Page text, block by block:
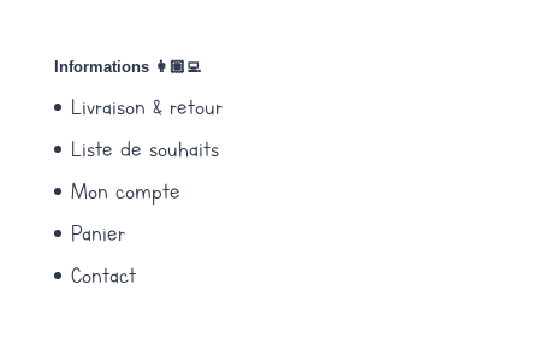
Informations 👩🏽‍💻
Livraison & retour
Liste de souhaits
Mon compte
Panier
Contact